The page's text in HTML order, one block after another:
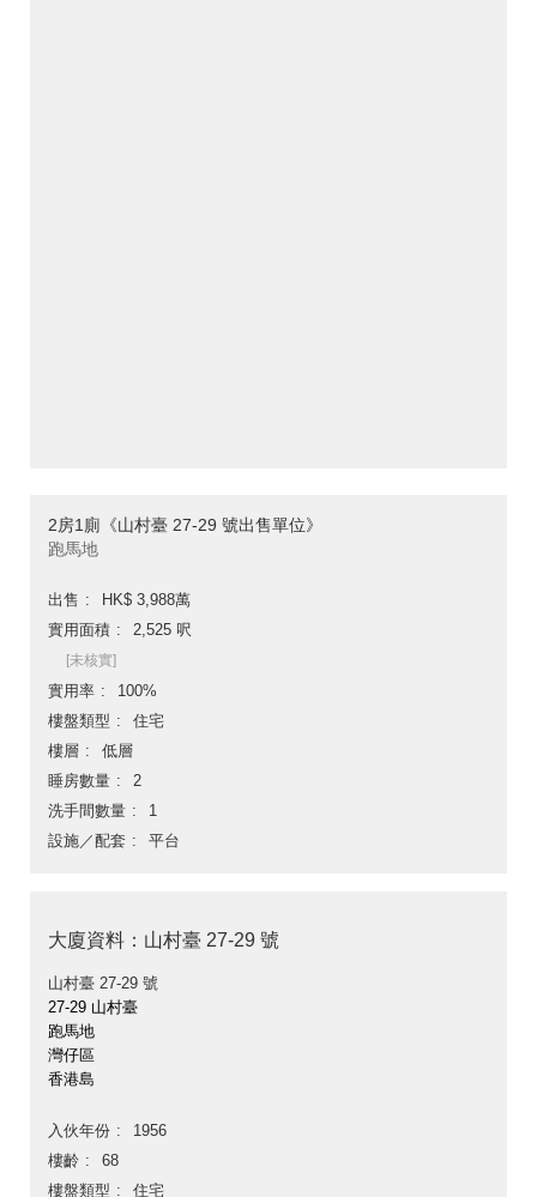
2房1廁《山村臺 27-29 號出售單位》
跑馬地
出售
HK$ 3,988萬
實用面積
2,525 呎
[未核實]
實用率
100%
樓盤類型
住宅
樓層
低層
睡房數量
2
洗手間數量
1
設施／配套
平台
大廈資料：山村臺 27-29 號
山村臺 27-29 號
27-29 山村臺
跑馬地
灣仔區
香港島
入伙年份
1956
樓齡
68
樓盤類型
住宅